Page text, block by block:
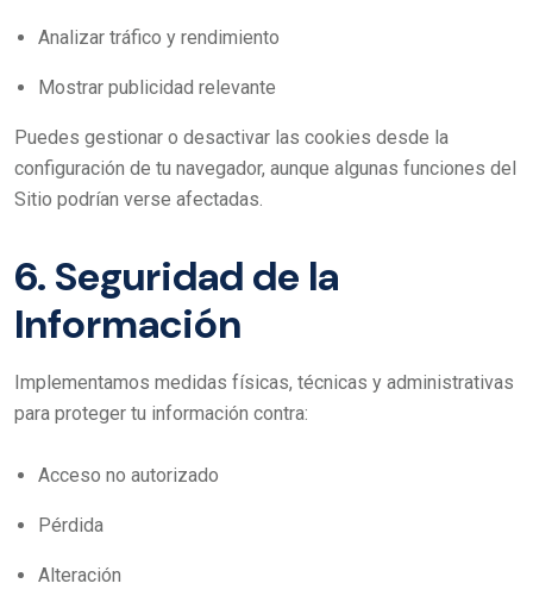
Analizar tráfico y rendimiento
Mostrar publicidad relevante
Puedes gestionar o desactivar las cookies desde la
configuración de tu navegador, aunque algunas funciones del
Sitio podrían verse afectadas.
6. Seguridad de la
Información
Implementamos medidas físicas, técnicas y administrativas
para proteger tu información contra:
Acceso no autorizado
Pérdida
Alteración